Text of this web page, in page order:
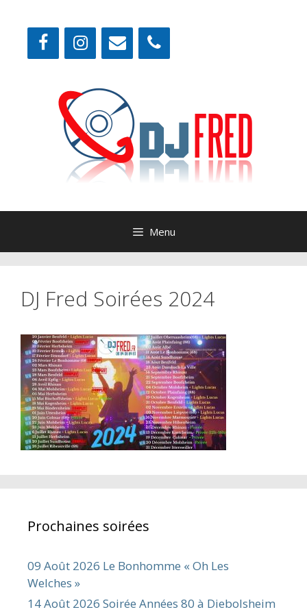
contenu
Menu
DJ Fred Soirées 2024
Prochaines soirées
09 Août 2026 Le Bonhomme « Oh Les
Welches »
14 Août 2026 Soirée Années 80 à Diebolsheim